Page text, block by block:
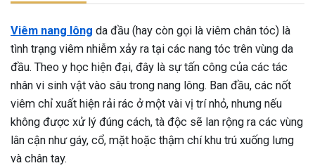
Viêm nang lông da đầu (hay còn gọi là viêm chân tóc) là
tình trạng viêm nhiễm xảy ra tại các nang tóc trên vùng da
đầu. Theo y học hiện đại, đây là sự tấn công của các tác
nhân vi sinh vật vào sâu trong nang lông. Ban đầu, các nốt
viêm chỉ xuất hiện rải rác ở một vài vị trí nhỏ, nhưng nếu
không được xử lý đúng cách, tà độc sẽ lan rộng ra các vùng
lân cận như gáy, cổ, mặt hoặc thậm chí khu trú xuống lưng
và chân tay.